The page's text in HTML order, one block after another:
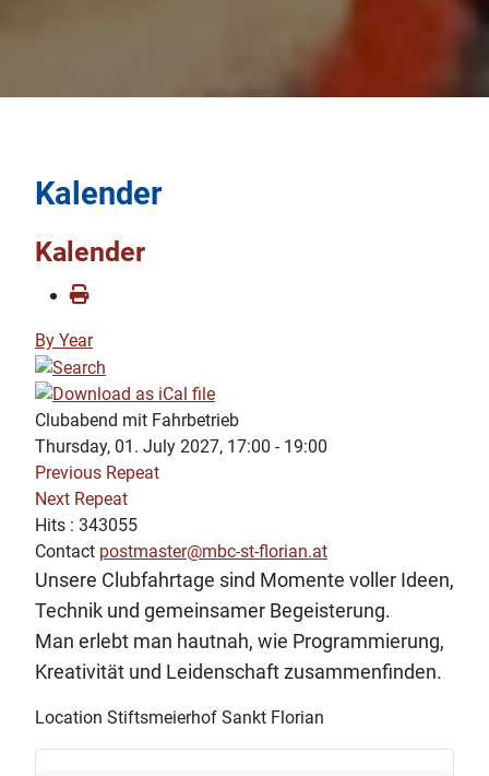
Kalender
Kalender
By Year
Clubabend mit Fahrbetrieb
Thursday, 01. July 2027, 17:00 - 19:00
Previous Repeat
Next Repeat
Hits : 343055
Contact postmaster@mbc-st-florian.at
Unsere Clubfahrtage sind Momente voller Ideen,
Technik und gemeinsamer Begeisterung.
Man erlebt man hautnah, wie Programmierung,
Kreativität und Leidenschaft zusammenfinden.
Location Stiftsmeierhof Sankt Florian